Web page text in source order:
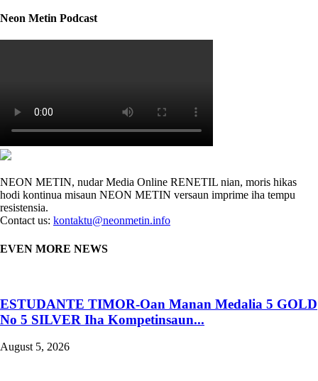
Neon Metin Podcast
NEON METIN, nudar Media Online RENETIL nian, moris hikas
hodi kontinua misaun NEON METIN versaun imprime iha tempu
resistensia.
Contact us: kontaktu@neonmetin.info
EVEN MORE NEWS
ESTUDANTE TIMOR-Oan Manan Medalia 5 GOLD
No 5 SILVER Iha Kompetinsaun...
August 5, 2026